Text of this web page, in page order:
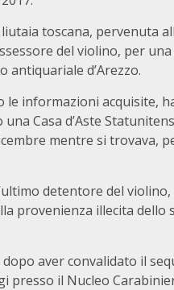
toscana, pervenuta
del violino, per
d’Arezzo.
le informazioni acquisite,
Casa d’Aste
mentre si trovava,
detentore del
provenienza illecita dello
aver convalidato il
presso il Nucleo